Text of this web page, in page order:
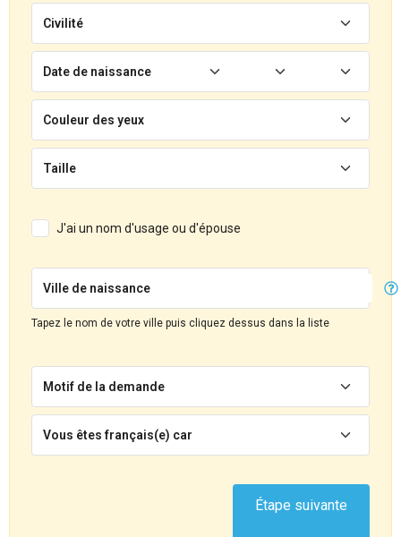
Civilité
Date de naissance
Couleur des yeux
Taille
J'ai un nom d'usage ou d'épouse
Ville de naissance
Tapez le nom de votre ville puis cliquez dessus dans la liste
Motif de la demande
Vous êtes français(e) car